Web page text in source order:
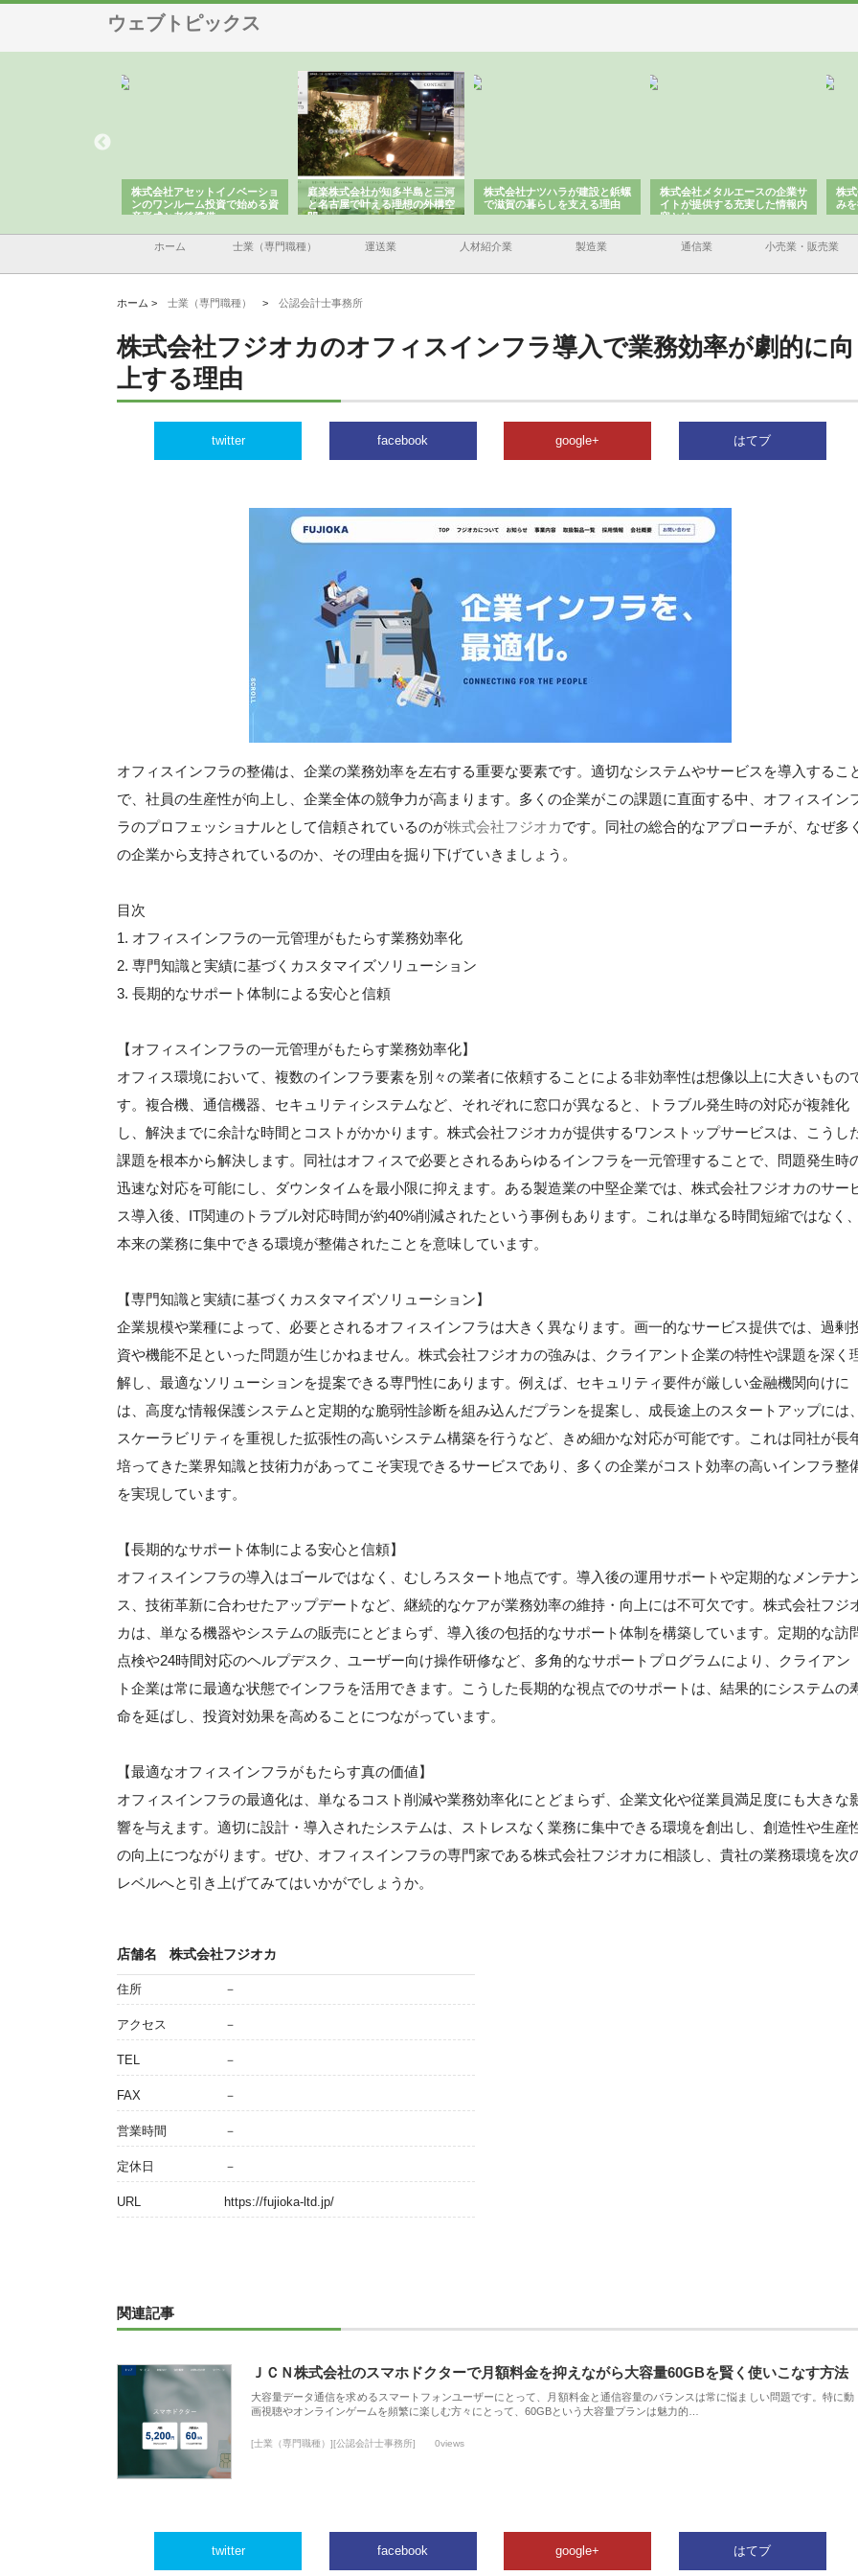
ウェブトピックス
株式会社アセットイノベーショ
ンのワンルーム投資で始める資
産形成と老後準備
庭楽株式会社が知多半島と三河
と名古屋で叶える理想の外構空
間
株式会社ナツハラが建設と鋲螺
で滋賀の暮らしを支える理由
株式会社メタルエースの企業サ
イトが提供する充実した情報内
容とは
株
み
ホーム 士業（専門職種） 運送業 人材紹介業 製造業 通信業 小売業・販売業
ホーム > 士業（専門職種） > 公認会計士事務所
株式会社フジオカのオフィスインフラ導入で業務効率が劇的に向
上する理由
twitter facebook google+ はてブ
オフィスインフラの整備は、企業の業務効率を左右する重要な要素です。適切なシステムやサービスを導入するこ
で、社員の生産性が向上し、企業全体の競争力が高まります。多くの企業がこの課題に直面する中、オフィスイン
ラのプロフェッショナルとして信頼されているのが株式会社フジオカです。同社の総合的なアプローチが、なぜ多く
の企業から支持されているのか、その理由を掘り下げていきましょう。
目次
1. オフィスインフラの一元管理がもたらす業務効率化
2. 専門知識と実績に基づくカスタマイズソリューション
3. 長期的なサポート体制による安心と信頼
【オフィスインフラの一元管理がもたらす業務効率化】
オフィス環境において、複数のインフラ要素を別々の業者に依頼することによる非効率性は想像以上に大きいもの
す。複合機、通信機器、セキュリティシステムなど、それぞれに窓口が異なると、トラブル発生時の対応が複雑化
し、解決までに余計な時間とコストがかかります。株式会社フジオカが提供するワンストップサービスは、こうし
課題を根本から解決します。同社はオフィスで必要とされるあらゆるインフラを一元管理することで、問題発生時
迅速な対応を可能にし、ダウンタイムを最小限に抑えます。ある製造業の中堅企業では、株式会社フジオカのサー
ス導入後、IT関連のトラブル対応時間が約40%削減されたという事例もあります。これは単なる時間短縮ではなく、
本来の業務に集中できる環境が整備されたことを意味しています。
【専門知識と実績に基づくカスタマイズソリューション】
企業規模や業種によって、必要とされるオフィスインフラは大きく異なります。画一的なサービス提供では、過剰
資や機能不足といった問題が生じかねません。株式会社フジオカの強みは、クライアント企業の特性や課題を深く
解し、最適なソリューションを提案できる専門性にあります。例えば、セキュリティ要件が厳しい金融機関向けに
は、高度な情報保護システムと定期的な脆弱性診断を組み込んだプランを提案し、成長途上のスタートアップには、
スケーラビリティを重視した拡張性の高いシステム構築を行うなど、きめ細かな対応が可能です。これは同社が長
培ってきた業界知識と技術力があってこそ実現できるサービスであり、多くの企業がコスト効率の高いインフラ整
を実現しています。
【長期的なサポート体制による安心と信頼】
オフィスインフラの導入はゴールではなく、むしろスタート地点です。導入後の運用サポートや定期的なメンテナ
ス、技術革新に合わせたアップデートなど、継続的なケアが業務効率の維持・向上には不可欠です。株式会社フジ
カは、単なる機器やシステムの販売にとどまらず、導入後の包括的なサポート体制を構築しています。定期的な訪
点検や24時間対応のヘルプデスク、ユーザー向け操作研修など、多角的なサポートプログラムにより、クライアン
ト企業は常に最適な状態でインフラを活用できます。こうした長期的な視点でのサポートは、結果的にシステムの
命を延ばし、投資対効果を高めることにつながっています。
【最適なオフィスインフラがもたらす真の価値】
オフィスインフラの最適化は、単なるコスト削減や業務効率化にとどまらず、企業文化や従業員満足度にも大きな
響を与えます。適切に設計・導入されたシステムは、ストレスなく業務に集中できる環境を創出し、創造性や生産
の向上につながります。ぜひ、オフィスインフラの専門家である株式会社フジオカに相談し、貴社の業務環境を次
レベルへと引き上げてみてはいかがでしょうか。
店舗名 株式会社フジオカ
住所 －
アクセス －
TEL －
FAX －
営業時間 －
定休日 －
URL https://fujioka-ltd.jp/
関連記事
ＪＣＮ株式会社のスマホドクターで月額料金を抑えながら大容量60GBを賢く使いこなす方法
大容量データ通信を求めるスマートフォンユーザーにとって、月額料金と通信容量のバランスは常に悩ましい問題です。特に動
画視聴やオンラインゲームを頻繁に楽しむ方々にとって、60GBという大容量プランは魅力的…
[士業（専門職種）][公認会計士事務所] 0views
twitter facebook google+ はてブ